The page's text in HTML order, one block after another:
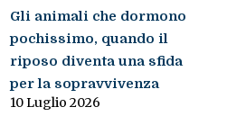
Gli animali che dormono
pochissimo, quando il
riposo diventa una sfida
per la sopravvivenza
10 Luglio 2026